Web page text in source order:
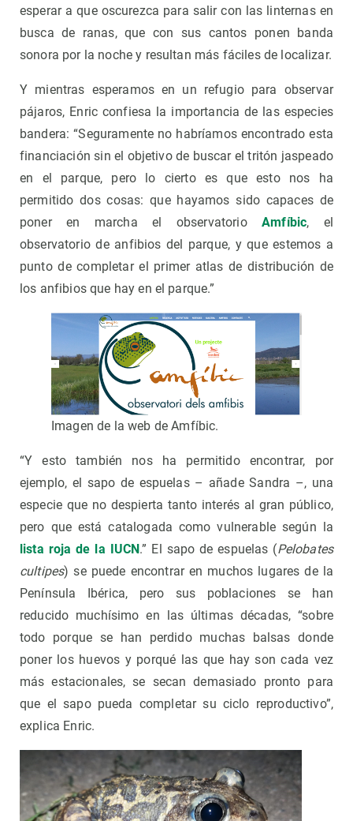
esperar a que oscurezca para salir con las linternas en
busca de ranas, que con sus cantos ponen banda
sonora por la noche y resultan más fáciles de localizar.
Y mientras esperamos en un refugio para observar
pájaros, Enric confiesa la importancia de las especies
bandera: “Seguramente no habríamos encontrado esta
financiación sin el objetivo de buscar el tritón jaspeado
en el parque, pero lo cierto es que esto nos ha
permitido dos cosas: que hayamos sido capaces de
poner en marcha el observatorioAmfíbic, el
observatorio de anfibios del parque, y que estemos a
punto de completar el primer atlas de distribución de
los anfibios que hay en el parque.”
Imagen de la web de Amfíbic.
“Y esto también nos ha permitido encontrar, por
ejemplo, el sapo de espuelas – añade Sandra –, una
especie que no despierta tanto interés al gran público,
pero que está catalogada como vulnerable según la
lista roja de la IUCN .” El sapo de espuelas (Pelobates
cultipes) se puede encontrar en muchos lugares de la
Península Ibérica, pero sus poblaciones se han
reducido muchísimo en las últimas décadas, “sobre
todo porque se han perdido muchas balsas donde
poner los huevos y porqué las que hay son cada vez
más estacionales, se secan demasiado pronto para
que el sapo pueda completar su ciclo reproductivo”,
explica Enric.